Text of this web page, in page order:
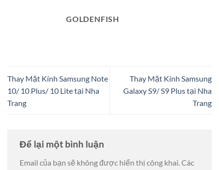
GOLDENFISH
Thay Mặt Kính Samsung Note
10/ 10 Plus/ 10 Lite tại Nha
Trang
Thay Mặt Kính Samsung
Galaxy S9/ S9 Plus tại Nha
Trang
Để lại một bình luận
Email của bạn sẽ không được hiển thị công khai.Các